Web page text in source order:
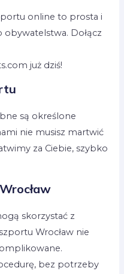
online to prosta i
Dołącz
już dziś!
są określone
nie musisz martwić
za Ciebie, szybko
skorzystać z
Wrocław nie
bez potrzeby